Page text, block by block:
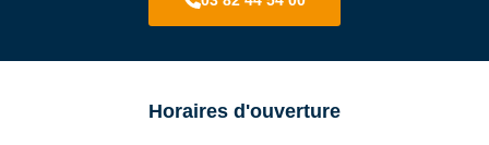
Horaires d'ouverture